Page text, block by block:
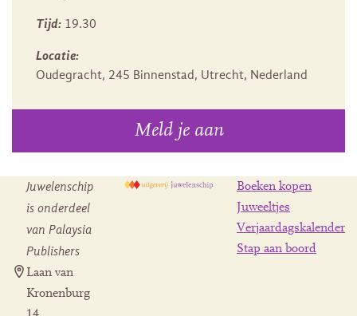
Tijd: 19.30
Locatie:
Oudegracht, 245 Binnenstad, Utrecht, Nederland
Meld je aan
Juwelenschip
is onderdeel
van Palaysia
Publishers
Laan van
Kronenburg
Boeken kopen
Juweeltjes
Verjaardagskalender
Stap aan boord